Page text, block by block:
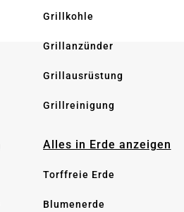
Grillkohle
Grillanzünder
Grillausrüstung
Grillreinigung
Alles in Erde anzeigen
Torffreie Erde
Blumenerde